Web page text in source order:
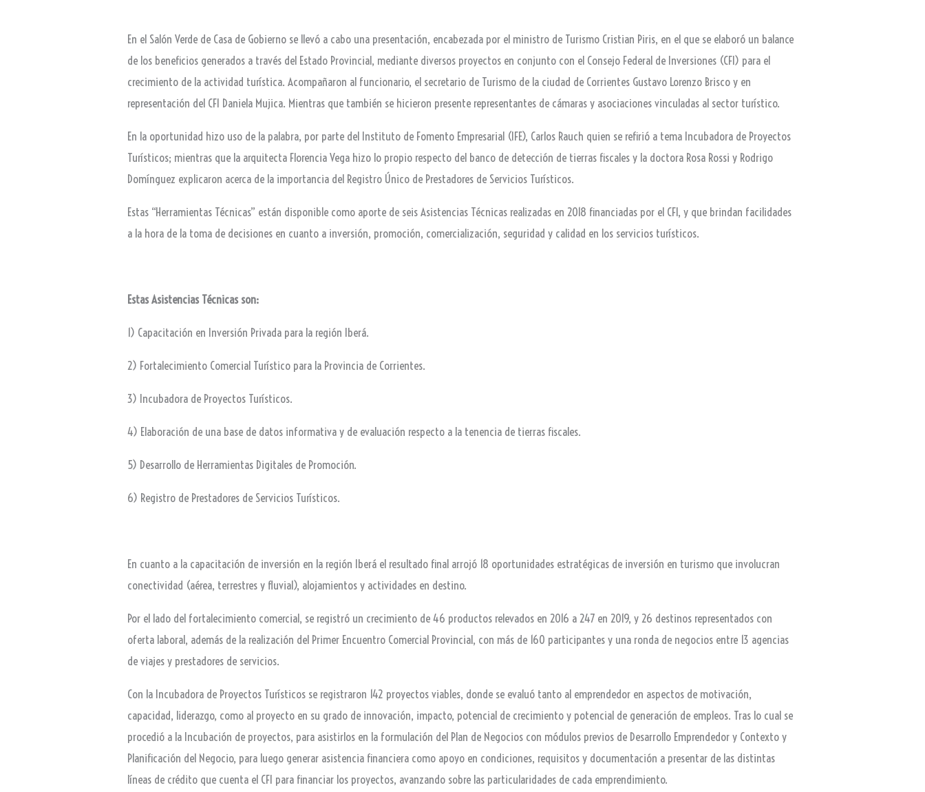
En el Salón Verde de Casa de Gobierno se llevó a cabo una presentación, encabezada por el ministro de Turismo Cristian Piris, en el que se elaboró un balance
de los beneficios generados a través del Estado Provincial, mediante diversos proyectos en conjunto con el Consejo Federal de Inversiones (CFI) para el
crecimiento de la actividad turística. Acompañaron al funcionario, el secretario de Turismo de la ciudad de Corrientes Gustavo Lorenzo Brisco y en
representación del CFI Daniela Mujica. Mientras que también se hicieron presente representantes de cámaras y asociaciones vinculadas al sector turístico.
En la oportunidad hizo uso de la palabra, por parte del Instituto de Fomento Empresarial (IFE), Carlos Rauch quien se refirió a tema Incubadora de Proyectos
Turísticos; mientras que la arquitecta Florencia Vega hizo lo propio respecto del banco de detección de tierras fiscales y la doctora Rosa Rossi y Rodrigo
Domínguez explicaron acerca de la importancia del Registro Único de Prestadores de Servicios Turísticos.
Estas “Herramientas Técnicas” están disponible como aporte de seis Asistencias Técnicas realizadas en 2018 financiadas por el CFI, y que brindan facilidades
a la hora de la toma de decisiones en cuanto a inversión, promoción, comercialización, seguridad y calidad en los servicios turísticos.
Estas Asistencias Técnicas son:
1) Capacitación en Inversión Privada para la región Iberá.
2) Fortalecimiento Comercial Turístico para la Provincia de Corrientes.
3) Incubadora de Proyectos Turísticos.
4) Elaboración de una base de datos informativa y de evaluación respecto a la tenencia de tierras fiscales.
5) Desarrollo de Herramientas Digitales de Promoción.
6) Registro de Prestadores de Servicios Turísticos.
En cuanto a la capacitación de inversión en la región Iberá el resultado final arrojó 18 oportunidades estratégicas de inversión en turismo que involucran
conectividad (aérea, terrestres y fluvial), alojamientos y actividades en destino.
Por el lado del fortalecimiento comercial, se registró un crecimiento de 46 productos relevados en 2016 a 247 en 2019, y 26 destinos representados con
oferta laboral, además de la realización del Primer Encuentro Comercial Provincial, con más de 160 participantes y una ronda de negocios entre 13 agencias
de viajes y prestadores de servicios.
Con la Incubadora de Proyectos Turísticos se registraron 142 proyectos viables, donde se evaluó tanto al emprendedor en aspectos de motivación,
capacidad, liderazgo, como al proyecto en su grado de innovación, impacto, potencial de crecimiento y potencial de generación de empleos. Tras lo cual se
procedió a la Incubación de proyectos, para asistirlos en la formulación del Plan de Negocios con módulos previos de Desarrollo Emprendedor y Contexto y
Planificación del Negocio, para luego generar asistencia financiera como apoyo en condiciones, requisitos y documentación a presentar de las distintas
líneas de crédito que cuenta el CFI para financiar los proyectos, avanzando sobre las particularidades de cada emprendimiento.